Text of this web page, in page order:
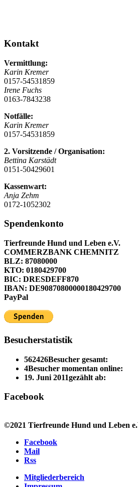
Kontakt
Vermittlung:
Karin Kremer
0157-54531859
Irene Fuchs
0163-7843238
Notfälle:
Karin Kremer
0157-54531859
2. Vorsitzende / Organisation:
Bettina Karstädt
0151-50429601
Kassenwart:
Anja Zehm
0172-1052302
Spendenkonto
Tierfreunde Hund und Leben e.V.
COMMERZBANK CHEMNITZ
BLZ: 87080000
KTO: 0180429700
BIC: DRESDEFF870
IBAN: DE90870800000180429700
PayPal
Besucherstatistik
562426Besucher gesamt:
4Besucher momentan online:
19. Juni 2011gezählt ab:
Facebook
©2021 Tierfreunde Hund und Leben
Facebook
Mail
Rss
Mitgliederbereich